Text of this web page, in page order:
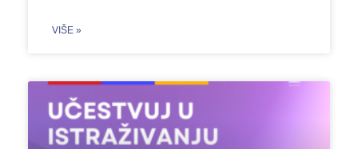
VIŠE »